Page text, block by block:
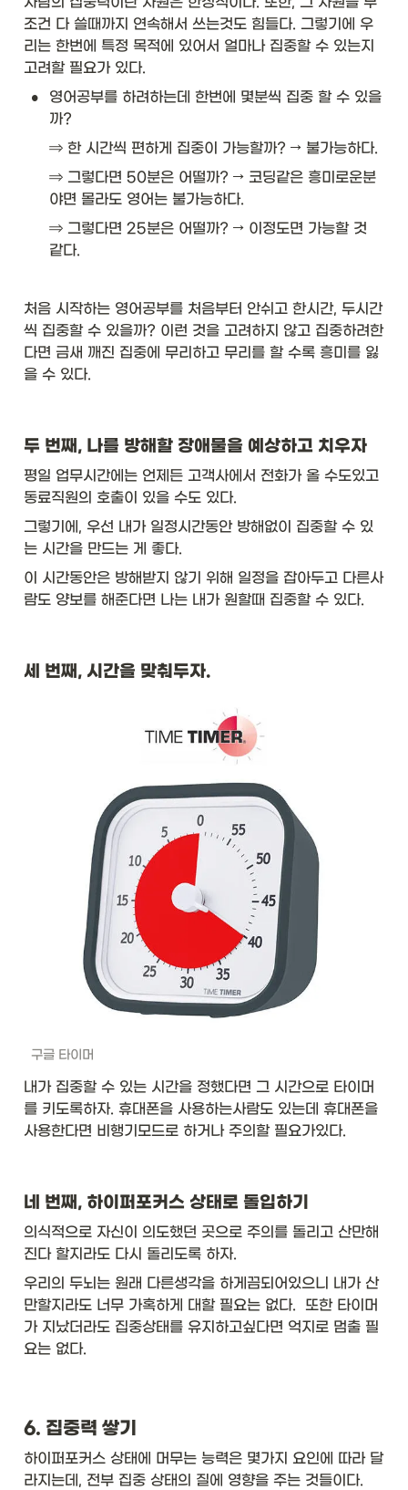
조건 다 쓸때까지 연속해서 쓰는것도 힘들다. 그렇기에 우
리는 한번에 특정 목적에 있어서 얼마나 집중할 수 있는지
고려할 필요가 있다.
•
영어공부를 하려하는데 한번에 몇분씩 집중 할 수 있을
까?
⇒ 한 시간씩 편하게 집중이 가능할까? → 불가능하다.
⇒ 그렇다면 50분은 어떨까? → 코딩같은 흥미로운분
야면 몰라도 영어는 불가능하다.
⇒ 그렇다면 25분은 어떨까? → 이정도면 가능할 것
같다.
처음 시작하는 영어공부를 처음부터 안쉬고 한시간, 두시간
씩 집중할 수 있을까? 이런 것을 고려하지 않고 집중하려한
다면 금새 깨진 집중에 무리하고 무리를 할 수록 흥미를 잃
을 수 있다.
두 번째, 나를 방해할 장애물을 예상하고 치우자
평일 업무시간에는 언제든 고객사에서 전화가 올 수도있고
동료직원의 호출이 있을 수도 있다.
그렇기에, 우선 내가 일정시간동안 방해없이 집중할 수 있
는 시간을 만드는 게 좋다.
이 시간동안은 방해받지 않기 위해 일정을 잡아두고 다른사
람도 양보를 해준다면 나는 내가 원할때 집중할 수 있다.
세 번째, 시간을 맞춰두자.
구글 타이머
내가 집중할 수 있는 시간을 정했다면 그 시간으로 타이머
를 키도록하자. 휴대폰을 사용하는사람도 있는데 휴대폰을
사용한다면 비행기모드로 하거나 주의할 필요가있다.
네 번째, 하이퍼포커스 상태로 돌입하기
의식적으로 자신이 의도했던 곳으로 주의를 돌리고 산만해
진다 할지라도 다시 돌리도록 하자.
우리의 두뇌는 원래 다른생각을 하게끔되어있으니 내가 산
만할지라도 너무 가혹하게 대할 필요는 없다.  또한 타이머
가 지났더라도 집중상태를 유지하고싶다면 억지로 멈출 필
요는 없다.
6. 집중력 쌓기
하이퍼포커스 상태에 머무는 능력은 몇가지 요인에 따라 달
라지는데, 전부 집중 상태의 질에 영향을 주는 것들이다.